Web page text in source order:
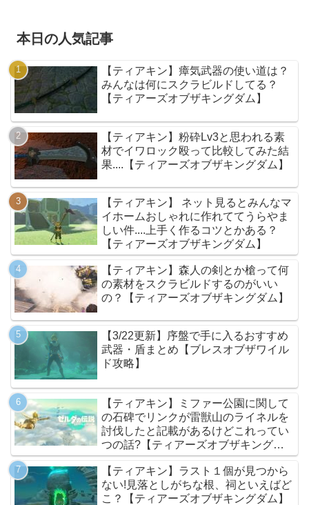
本日の人気記事
【ティアキン】瘴気武器の使い道は？
みんなは何にスクラビルドしてる？
【ティアーズオブザキングダム】
【ティアキン】粉砕Lv3と思われる素
材でイワロック殴って比較してみた結
果....【ティアーズオブザキングダム】
【ティアキン】 ネット見るとみんなマ
イホームおしゃれに作れててうらやま
しい件....上手く作るコツとかある？
【ティアーズオブザキングダム】
【ティアキン】森人の剣とか槍って何
の素材をスクラビルドするのがいい
の？【ティアーズオブザキングダム】
【3/22更新】序盤で手に入るおすすめ
武器・盾まとめ【ブレスオブザワイル
ド攻略】
【ティアキン】ミファー公園に関して
の石碑でリンクが雷獣山のライネルを
討伐したと記載があるけどこれってい
つの話?【ティアーズオブザキングダ
ム】
【ティアキン】ラスト１個が見つから
ない!見落としがちな根、祠といえばど
こ？【ティアーズオブザキングダム】